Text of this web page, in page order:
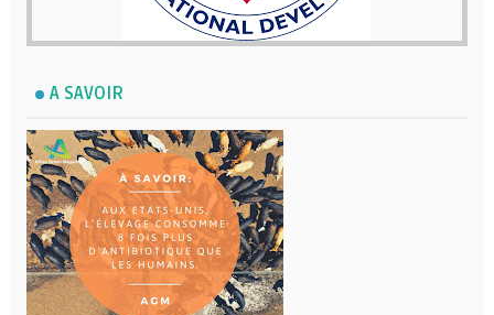
A SAVOIR